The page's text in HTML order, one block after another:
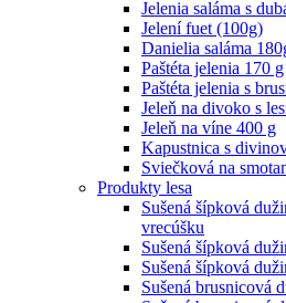
Jelenia saláma s
Jelení fuet (100g)
Danielia saláma
Paštéta jelenia 170 g
Paštéta jelenia s
Jeleň na divoko s
Jeleň na víne 400 g
Kapustnica s
Sviečková na
Produkty lesa
Sušená šípková
vrecúšku
Sušená šípková
Sušená šípková
Sušená brusnicová